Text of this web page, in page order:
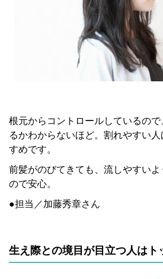
根元からコントロールしているの
るかわからないほど。割れやすい
すめです。
前髪がのびてきても、流しやすい
ので安心。
●担当／加藤秀章さん
生え際との境目が目立つ人はト